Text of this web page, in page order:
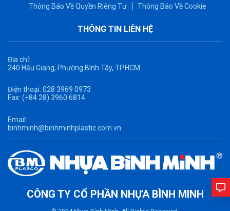
THÔNG TIN LIÊN HỆ
Thông Báo Về Quyền Riêng Tư Thông Báo Về Cookie
Địa chỉ:
240 Hậu Giang, Phường Bình Tây, TP.HCM
Điện thoại: 028 3969 0973
Fax: (+84 28) 3960 6814
Email:
binhminh@binhminhplastic.com.vn
CÔNG TY CỔ PHẦN NHỰA BÌNH MINH